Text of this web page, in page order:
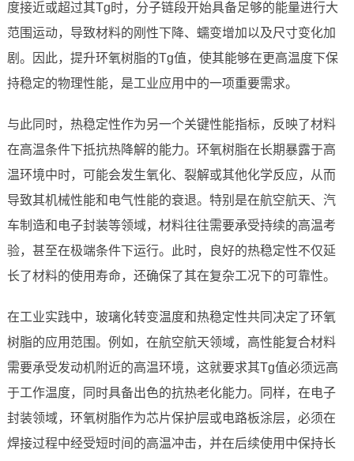
度接近或超过其Tg时，分子链段开始具备足够的能量进行大
范围运动，导致材料的刚性下降、蠕变增加以及尺寸变化加
剧。因此，提升环氧树脂的Tg值，使其能够在更高温度下保
持稳定的物理性能，是工业应用中的一项重要需求。
与此同时，热稳定性作为另一个关键性能指标，反映了材料
在高温条件下抵抗热降解的能力。环氧树脂在长期暴露于高
温环境中时，可能会发生氧化、裂解或其他化学反应，从而
导致其机械性能和电气性能的衰退。特别是在航空航天、汽
车制造和电子封装等领域，材料往往需要承受持续的高温考
验，甚至在极端条件下运行。此时，良好的热稳定性不仅延
长了材料的使用寿命，还确保了其在复杂工况下的可靠性。
在工业实践中，玻璃化转变温度和热稳定性共同决定了环氧
树脂的应用范围。例如，在航空航天领域，高性能复合材料
需要承受发动机附近的高温环境，这就要求其Tg值必须远高
于工作温度，同时具备出色的抗热老化能力。同样，在电子
封装领域，环氧树脂作为芯片保护层或电路板涂层，必须在
焊接过程中经受短时间的高温冲击，并在后续使用中保持长